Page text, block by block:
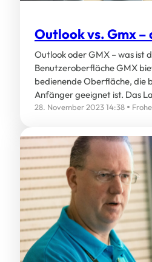
Outlook vs. Gmx –
Outlook oder GMX – was ist
Benutzeroberfläche GMX
bedienende Oberfläche, die
Anfänger geeignet ist. Das
28. November 2023 14:38